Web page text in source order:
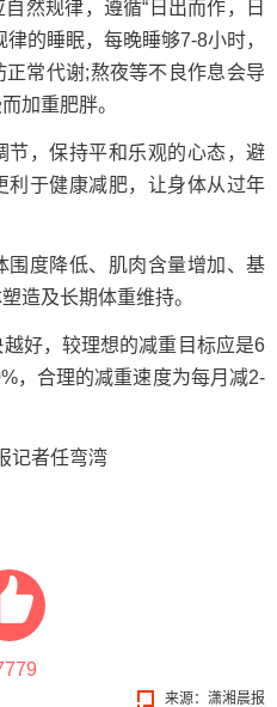
规律，遵循“日出而作，日
的睡眠，每晚睡够7-8小时，
常代谢;熬夜等不良作息会导
加重肥胖。
，保持平和乐观的心态，避
利于健康减肥，让身体从过年
度降低、肌肉含量增加、基
造及长期体重维持。
，较理想的减重目标应是6
，合理的减重速度为每月减2-
者任弯湾
来源：潇湘晨报